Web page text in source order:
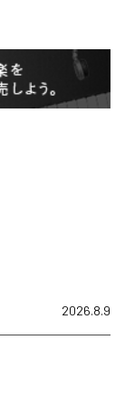
2026.8.9